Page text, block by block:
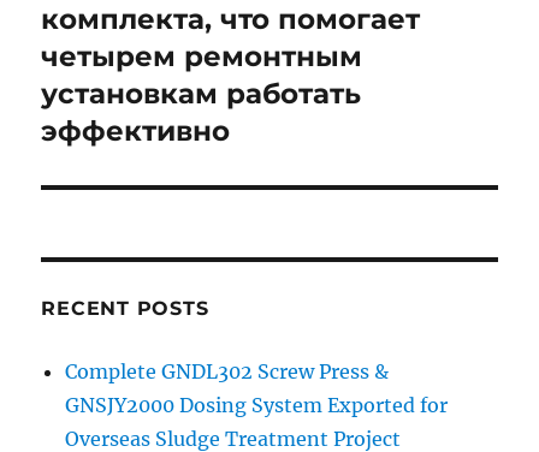
комплекта, что помогает
четырем ремонтным
установкам работать
эффективно
RECENT POSTS
Complete GNDL302 Screw Press &
GNSJY2000 Dosing System Exported for
Overseas Sludge Treatment Project